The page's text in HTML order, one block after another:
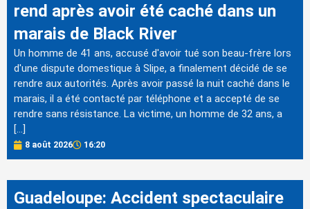
rend après avoir été caché dans un
marais de Black River
Un homme de 41 ans, accusé d'avoir tué son beau-frère lors
d'une dispute domestique à Slipe, a finalement décidé de se
rendre aux autorités. Après avoir passé la nuit caché dans le
marais, il a été contacté par téléphone et a accepté de se
rendre sans résistance. La victime, un homme de 32 ans, a
[…]
8 août 2026 16:20
Guadeloupe: Accident spectaculaire